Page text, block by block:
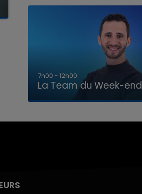
16h00 - 20h00
La Team du Week-end